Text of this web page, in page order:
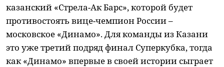
казанский «Стрела-Ак Барс», которой будет
противостоять вице-чемпион России –
московское «Динамо». Для команды из Казани
это уже третий подряд финал Суперкубка, тогда
как «Динамо» впервые в своей истории сыграет